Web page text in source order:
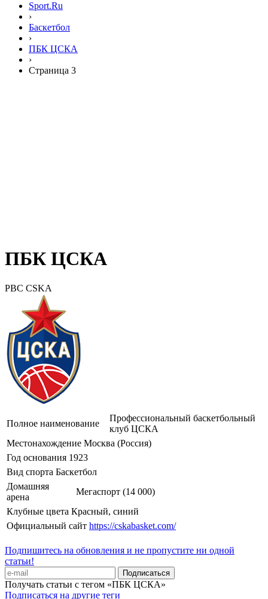
Sport.Ru
›
Баскетбол
›
ПБК ЦСКА
›
Страница 3
ПБК ЦСКА
PBC CSKA
Полное наименование
Профессиональный баскетбольный
клуб ЦСКА
Местонахождение Москва (Россия)
Год основания 1923
Вид спорта Баскетбол
Домашняя
арена
Мегаспорт (14 000)
Клубные цвета Красный, синий
Официальный сайт https://cskabasket.com/
Подпишитесь на обновления и не пропустите ни одной
статьи!
Получать статьи с тегом «ПБК ЦСКА»
Подписаться на другие теги